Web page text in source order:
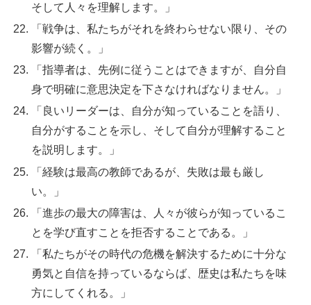
そして人々を理解します。」
「戦争は、私たちがそれを終わらせない限り、その
影響が続く。」
「指導者は、先例に従うことはできますが、自分自
身で明確に意思決定を下さなければなりません。」
「良いリーダーは、自分が知っていることを語り、
自分がすることを示し、そして自分が理解すること
を説明します。」
「経験は最高の教師であるが、失敗は最も厳し
い。」
「進歩の最大の障害は、人々が彼らが知っているこ
とを学び直すことを拒否することである。」
「私たちがその時代の危機を解決するために十分な
勇気と自信を持っているならば、歴史は私たちを味
方にしてくれる。」